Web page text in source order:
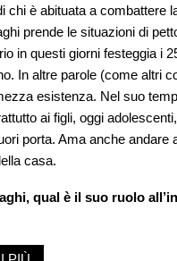
chi è abituata a combattere
prende le situazioni di
in questi giorni festeggia i
In altre parole (come altri
esistenza. Nel suo
ai figli, oggi
porta. Ama anche andare
casa.
qual è il suo ruolo